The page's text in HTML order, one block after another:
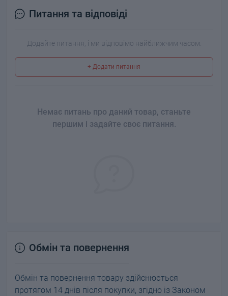
Питання та відповіді
Додайте питання, і ми відповімо найближчим часом.
+ Додати питання
Немає питань про даний товар, станьте
першим і задайте своє питання.
Обмін та повернення
Обмін та повернення товару здійснюється
протягом 14 днів після покупки, згідно із Законом